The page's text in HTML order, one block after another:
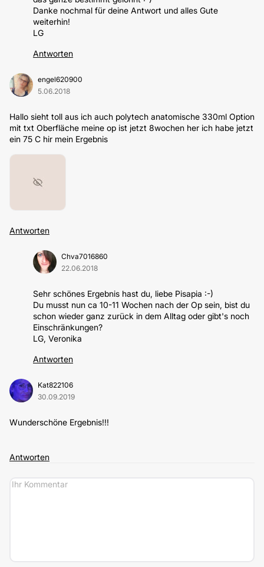
Danke nochmal für deine Antwort und alles Gute
weiterhin!
LG
Antworten
engel620900
5.06.2018
Hallo sieht toll aus ich auch polytech anatomische 330ml Option
mit txt Oberfläche meine op ist jetzt 8wochen her ich habe jetzt
ein 75 C hir mein Ergebnis
Antworten
Chva7016860
22.06.2018
Sehr schönes Ergebnis hast du, liebe Pisapia :-)
Du musst nun ca 10-11 Wochen nach der Op sein, bist du
schon wieder ganz zurück in dem Alltag oder gibt's noch
Einschränkungen?
LG, Veronika
Antworten
Kat822106
30.09.2019
Wunderschöne Ergebnis!!!
Antworten